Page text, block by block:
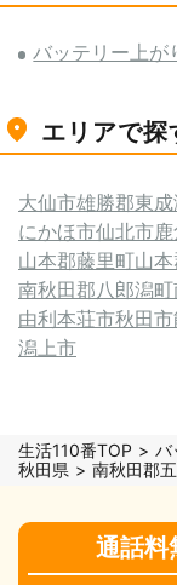
バッテリー上が
エリアで探
大仙市雄勝郡東
にかほ市仙北市
山本郡藤里町山
南秋田郡八郎潟町
由利本荘市秋田市
潟上市
生活110番TOP バ
秋田県
南秋田郡
通話料